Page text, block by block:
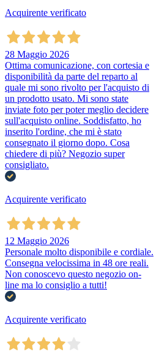
Acquirente verificato
28 Maggio 2026
Ottima comunicazione, con cortesia e
disponibilità da parte del reparto al
quale mi sono rivolto per l'acquisto di
un prodotto usato. Mi sono state
inviate foto per poter meglio decidere
sull'acquisto online. Soddisfatto, ho
inserito l'ordine, che mi è stato
consegnato il giorno dopo. Cosa
chiedere di più? Negozio super
consigliato.
Acquirente verificato
12 Maggio 2026
Personale molto disponibile e cordiale.
Consegna velocissima in 48 ore reali.
Non conoscevo questo negozio on-
line ma lo consiglio a tutti!
Acquirente verificato